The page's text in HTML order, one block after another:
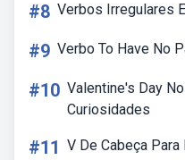
#8 Verbos Irregulares
#9 Verbo To Have No
#10 Valentine's Day
Curiosidades
#11 V De Cabeça Para